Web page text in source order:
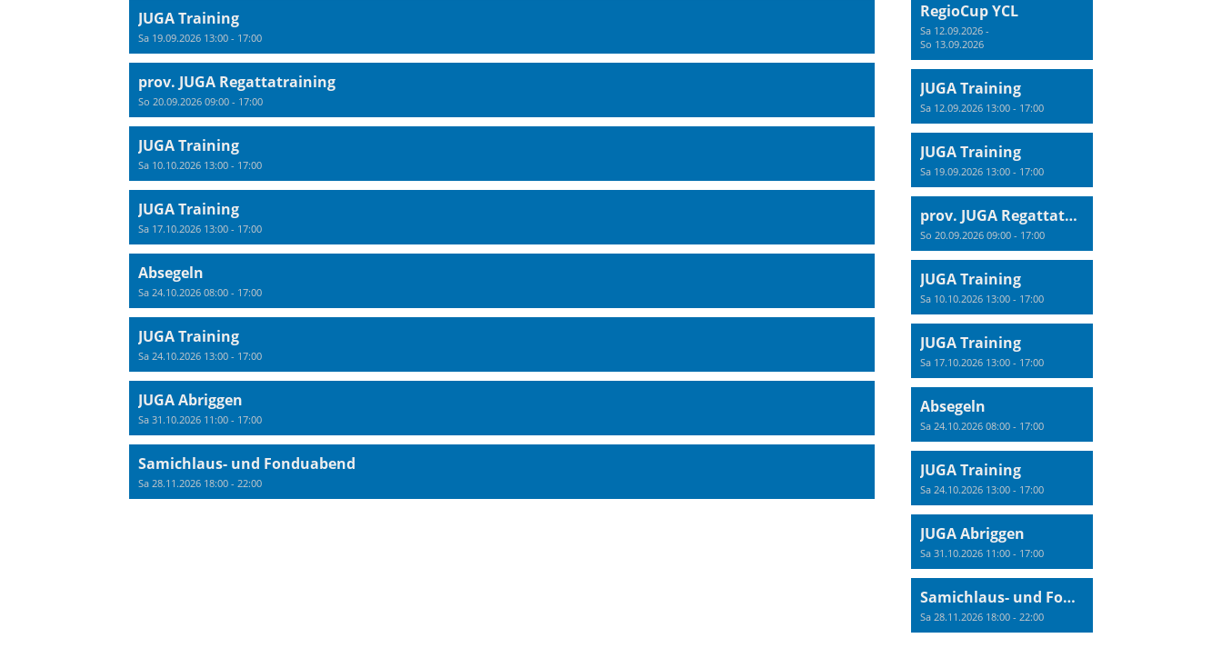
JUGA Training
Sa 19.09.2026 13:00 - 17:00
prov. JUGA Regattatraining
So 20.09.2026 09:00 - 17:00
JUGA Training
Sa 10.10.2026 13:00 - 17:00
JUGA Training
Sa 17.10.2026 13:00 - 17:00
Absegeln
Sa 24.10.2026 08:00 - 17:00
JUGA Training
Sa 24.10.2026 13:00 - 17:00
JUGA Abriggen
Sa 31.10.2026 11:00 - 17:00
Samichlaus- und Fonduabend
Sa 28.11.2026 18:00 - 22:00
RegioCup YCL
Sa 12.09.2026 -
So 13.09.2026
JUGA Training
Sa 12.09.2026 13:00 - 17:00
JUGA Training
Sa 19.09.2026 13:00 - 17:00
prov. JUGA Regattatraining
So 20.09.2026 09:00 - 17:00
JUGA Training
Sa 10.10.2026 13:00 - 17:00
JUGA Training
Sa 17.10.2026 13:00 - 17:00
Absegeln
Sa 24.10.2026 08:00 - 17:00
JUGA Training
Sa 24.10.2026 13:00 - 17:00
JUGA Abriggen
Sa 31.10.2026 11:00 - 17:00
Samichlaus- und Fonduabend
Sa 28.11.2026 18:00 - 22:00